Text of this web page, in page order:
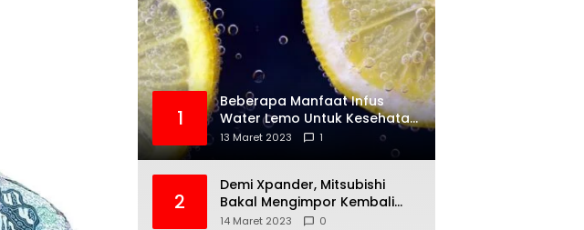
1
Beberapa Manfaat Infus
Water Lemo Untuk Kesehatan
Anda
13 Maret 2023 1
2
Demi Xpander, Mitsubishi
Bakal Mengimpor Kembali
Pajero Sport
14 Maret 2023 0